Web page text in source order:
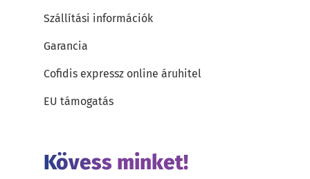
Szállítási információk
Garancia
Cofidis expressz online áruhitel
EU támogatás
Kövess minket!